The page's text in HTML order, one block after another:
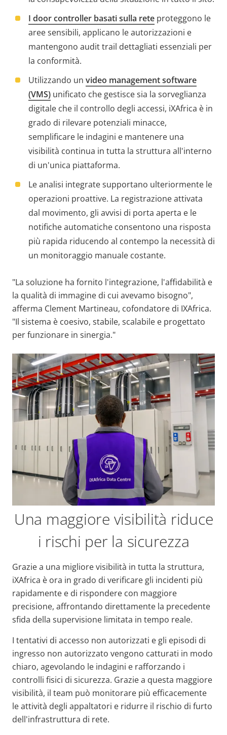
I door controller basati sulla rete proteggono le
aree sensibili, applicano le autorizzazioni e
mantengono audit trail dettagliati essenziali per
la conformità.
Utilizzando un video management software
(VMS) unificato che gestisce sia la sorveglianza
digitale che il controllo degli accessi, iXAfrica è in
grado di rilevare potenziali minacce,
semplificare le indagini e mantenere una
visibilità continua in tutta la struttura all'interno
di un'unica piattaforma.
Le analisi integrate supportano ulteriormente le
operazioni proattive. La registrazione attivata
dal movimento, gli avvisi di porta aperta e le
notifiche automatiche consentono una risposta
più rapida riducendo al contempo la necessità di
un monitoraggio manuale costante.
"La soluzione ha fornito l'integrazione, l'affidabilità e
la qualità di immagine di cui avevamo bisogno",
afferma Clement Martineau, cofondatore di IXAfrica.
"Il sistema è coesivo, stabile, scalabile e progettato
per funzionare in sinergia."
Una maggiore visibilità riduce
i rischi per la sicurezza
Grazie a una migliore visibilità in tutta la struttura,
iXAfrica è ora in grado di verificare gli incidenti più
rapidamente e di rispondere con maggiore
precisione, affrontando direttamente la precedente
sfida della supervisione limitata in tempo reale.
I tentativi di accesso non autorizzati e gli episodi di
ingresso non autorizzato vengono catturati in modo
chiaro, agevolando le indagini e rafforzando i
controlli fisici di sicurezza. Grazie a questa maggiore
visibilità, il team può monitorare più efficacemente
le attività degli appaltatori e ridurre il rischio di furto
dell'infrastruttura di rete.